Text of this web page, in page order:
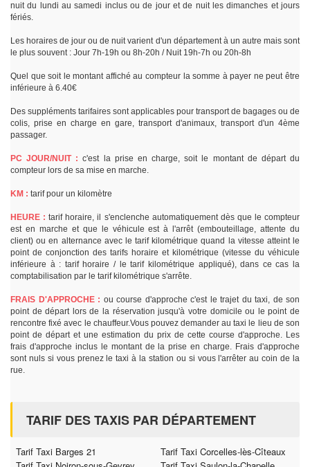
nuit du lundi au samedi inclus ou de jour et de nuit les dimanches et jours
fériés.
Les horaires de jour ou de nuit varient d'un département à un autre mais sont
le plus souvent : Jour 7h-19h ou 8h-20h / Nuit 19h-7h ou 20h-8h
Quel que soit le montant affiché au compteur la somme à payer ne peut être
inférieure à 6.40€
Des suppléments tarifaires sont applicables pour transport de bagages ou de
colis, prise en charge en gare, transport d'animaux, transport d'un 4ème
passager.
PC JOUR/NUIT : c'est la prise en charge, soit le montant de départ du
compteur lors de sa mise en marche.
KM : tarif pour un kilomètre
HEURE : tarif horaire, il s'enclenche automatiquement dès que le compteur
est en marche et que le véhicule est à l'arrêt (embouteillage, attente du
client) ou en alternance avec le tarif kilométrique quand la vitesse atteint le
point de conjonction des tarifs horaire et kilométrique (vitesse du véhicule
inférieure à : tarif horaire / le tarif kilométrique appliqué), dans ce cas la
comptabilisation par le tarif kilométrique s'arrête.
FRAIS D'APPROCHE : ou course d'approche c'est le trajet du taxi, de son
point de départ lors de la réservation jusqu'à votre domicile ou le point de
rencontre fixé avec le chauffeur.Vous pouvez demander au taxi le lieu de son
point de départ et une estimation du prix de cette course d'approche. Les
frais d'approche inclus le montant de la prise en charge. Frais d'approche
sont nuls si vous prenez le taxi à la station ou si vous l'arrêter au coin de la
rue.
TARIF DES TAXIS PAR DÉPARTEMENT
Tarif Taxi Barges 21
Tarif Taxi Corcelles-lès-Cîteaux